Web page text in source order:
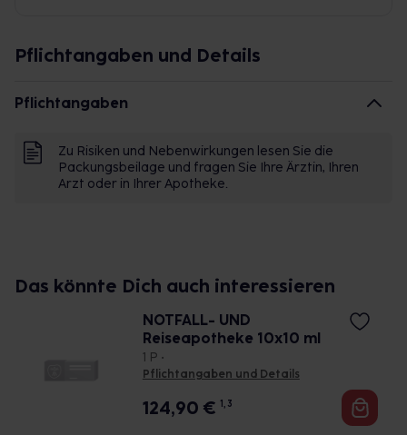
Pflichtangaben und Details
Pflichtangaben
Zu Risiken und Nebenwirkungen lesen Sie die
Packungsbeilage und fragen Sie Ihre Ärztin, Ihren
Arzt oder in Ihrer Apotheke.
Das könnte Dich auch interessieren
NOTFALL- UND
Reiseapotheke 10x10 ml
1 P •
Pflichtangaben und Details
124,90 € 1, 3